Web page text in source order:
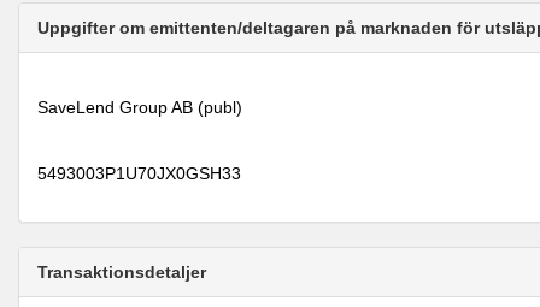
Uppgifter om emittenten/deltagaren på marknaden för
SaveLend Group AB (publ)
5493003P1U70JX0GSH33
Transaktionsdetaljer